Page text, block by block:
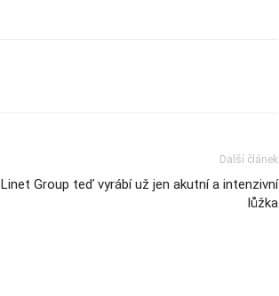
Další článek
Linet Group teď vyrábí už jen akutní a intenzivní
lůžka